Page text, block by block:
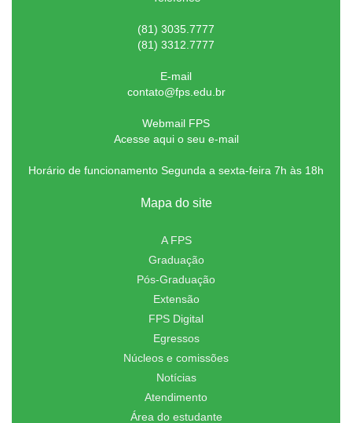
(81) 3035.7777
(81) 3312.7777
E-mail
contato@fps.edu.br
Webmail FPS
Acesse aqui o seu e-mail
Horário de funcionamento Segunda a sexta-feira 7h às 18h
Mapa do site
A FPS
Graduação
Pós-Graduação
Extensão
FPS Digital
Egressos
Núcleos e comissões
Notícias
Atendimento
Área do estudante